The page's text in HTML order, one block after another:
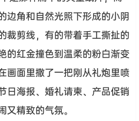
边角和自然光照下形成的小阴
剪线，有的带着手工撕扯的
的红金撞色到温柔的粉白渐变
画面里撒了一把刚从礼炮里喷
日海报、婚礼请柬、产品促销
精致的气氛。